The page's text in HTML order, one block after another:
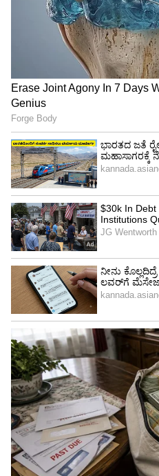
ಬರೋಬ್ಬರಿ ಒಂದು ದಶಕದ
ಚಾಂಪಿಯನ್ ಪಟ್ಟ
ಟೀಂ ಇಂಡಿಯಾ ಗೆಲುವಿನ ದಡ
ನೋಡಬೇಕಿದೆ. ಒಂದು ವೇಳೆ ಈ
ಅಂತ್ಯವಾದರೆ, ಭಾರತ ಹಾಗೂ
ಜಂಟಿ ಚಾಂಪಿಯನ್ ಎಂದು